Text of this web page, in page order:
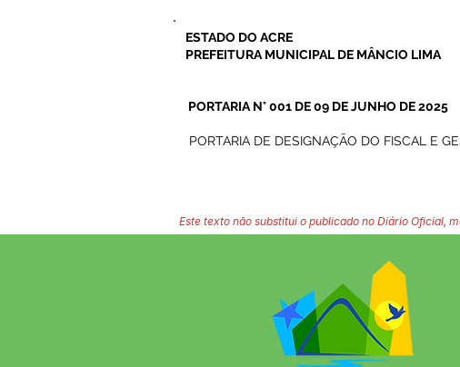
ESTADO DO ACRE
PREFEITURA MUNICIPAL DE MÂNCIO LIMA
PORTARIA N° 001 DE 09 DE JUNHO DE 2025
PORTARIA DE DESIGNAÇÃO DO FISCAL E
Este texto não substitui o publicado no Diário Oficial,